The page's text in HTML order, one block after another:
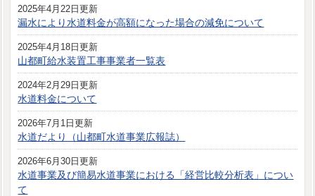
2025年4月22日更新
漏水により水道料金が高額になった場合の減免について
2025年4月18日更新
山都町給水装置工事事業者一覧表
2024年2月29日更新
水道料金について
2026年7月1日更新
水道だより（山都町水道事業広報誌）
2026年6月30日更新
水道事業及び簡易水道事業における「経営比較分析表」につい
て